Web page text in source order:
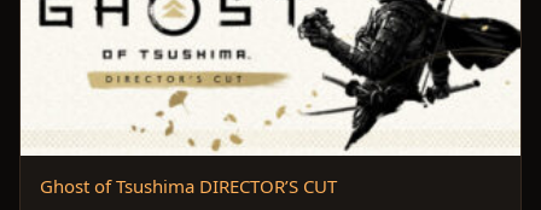
Ghost of Tsushima DIRECTOR’S CUT